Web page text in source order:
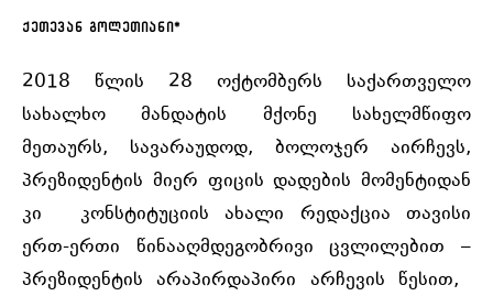
ქეთევან გოლეთიანი*
2018 წლის 28 ოქტომბერს საქართველო
სახალხო მანდატის მქონე სახელმწიფო
მეთაურს, სავარაუდოდ, ბოლოჯერ აირჩევს,
პრეზიდენტის მიერ ფიცის დადების მომენტიდან
კი კონსტიტუციის ახალი რედაქცია თავისი
ერთ-ერთი წინააღმდეგობრივი ცვლილებით –
პრეზიდენტის არაპირდაპირი არჩევის წესით,